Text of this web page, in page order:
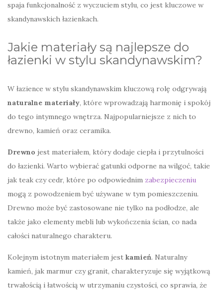
spaja funkcjonalność z wyczuciem stylu, co jest kluczowe w
skandynawskich łazienkach.
Jakie materiały są najlepsze do
łazienki w stylu skandynawskim?
W łazience w stylu skandynawskim kluczową rolę odgrywają
naturalne materiały, które wprowadzają harmonię i spokój
do tego intymnego wnętrza. Najpopularniejsze z nich to
drewno, kamień oraz ceramika.
Drewno jest materiałem, który dodaje ciepła i przytulności
do łazienki. Warto wybierać gatunki odporne na wilgoć, takie
jak teak czy cedr, które po odpowiednim zabezpieczeniu
mogą z powodzeniem być używane w tym pomieszczeniu.
Drewno może być zastosowane nie tylko na podłodze, ale
także jako elementy mebli lub wykończenia ścian, co nada
całości naturalnego charakteru.
Kolejnym istotnym materiałem jest kamień. Naturalny
kamień, jak marmur czy granit, charakteryzuje się wyjątkową
trwałością i łatwością w utrzymaniu czystości, co sprawia, że